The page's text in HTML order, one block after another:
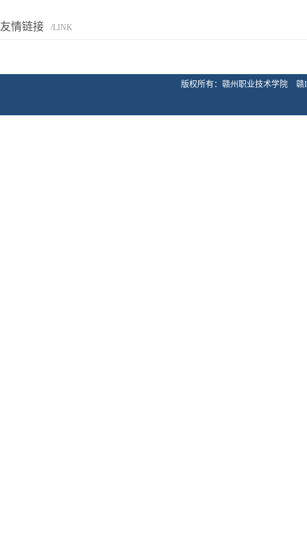
友情链接 /LINK
版权所有：赣州职业技术学院 赣